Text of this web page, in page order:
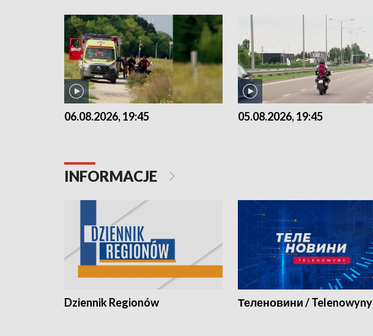
06.08.2026, 19:45 05.08.2026, 19:45
INFORMACJE
Dziennik Regionów Теленовини / Telenowyny